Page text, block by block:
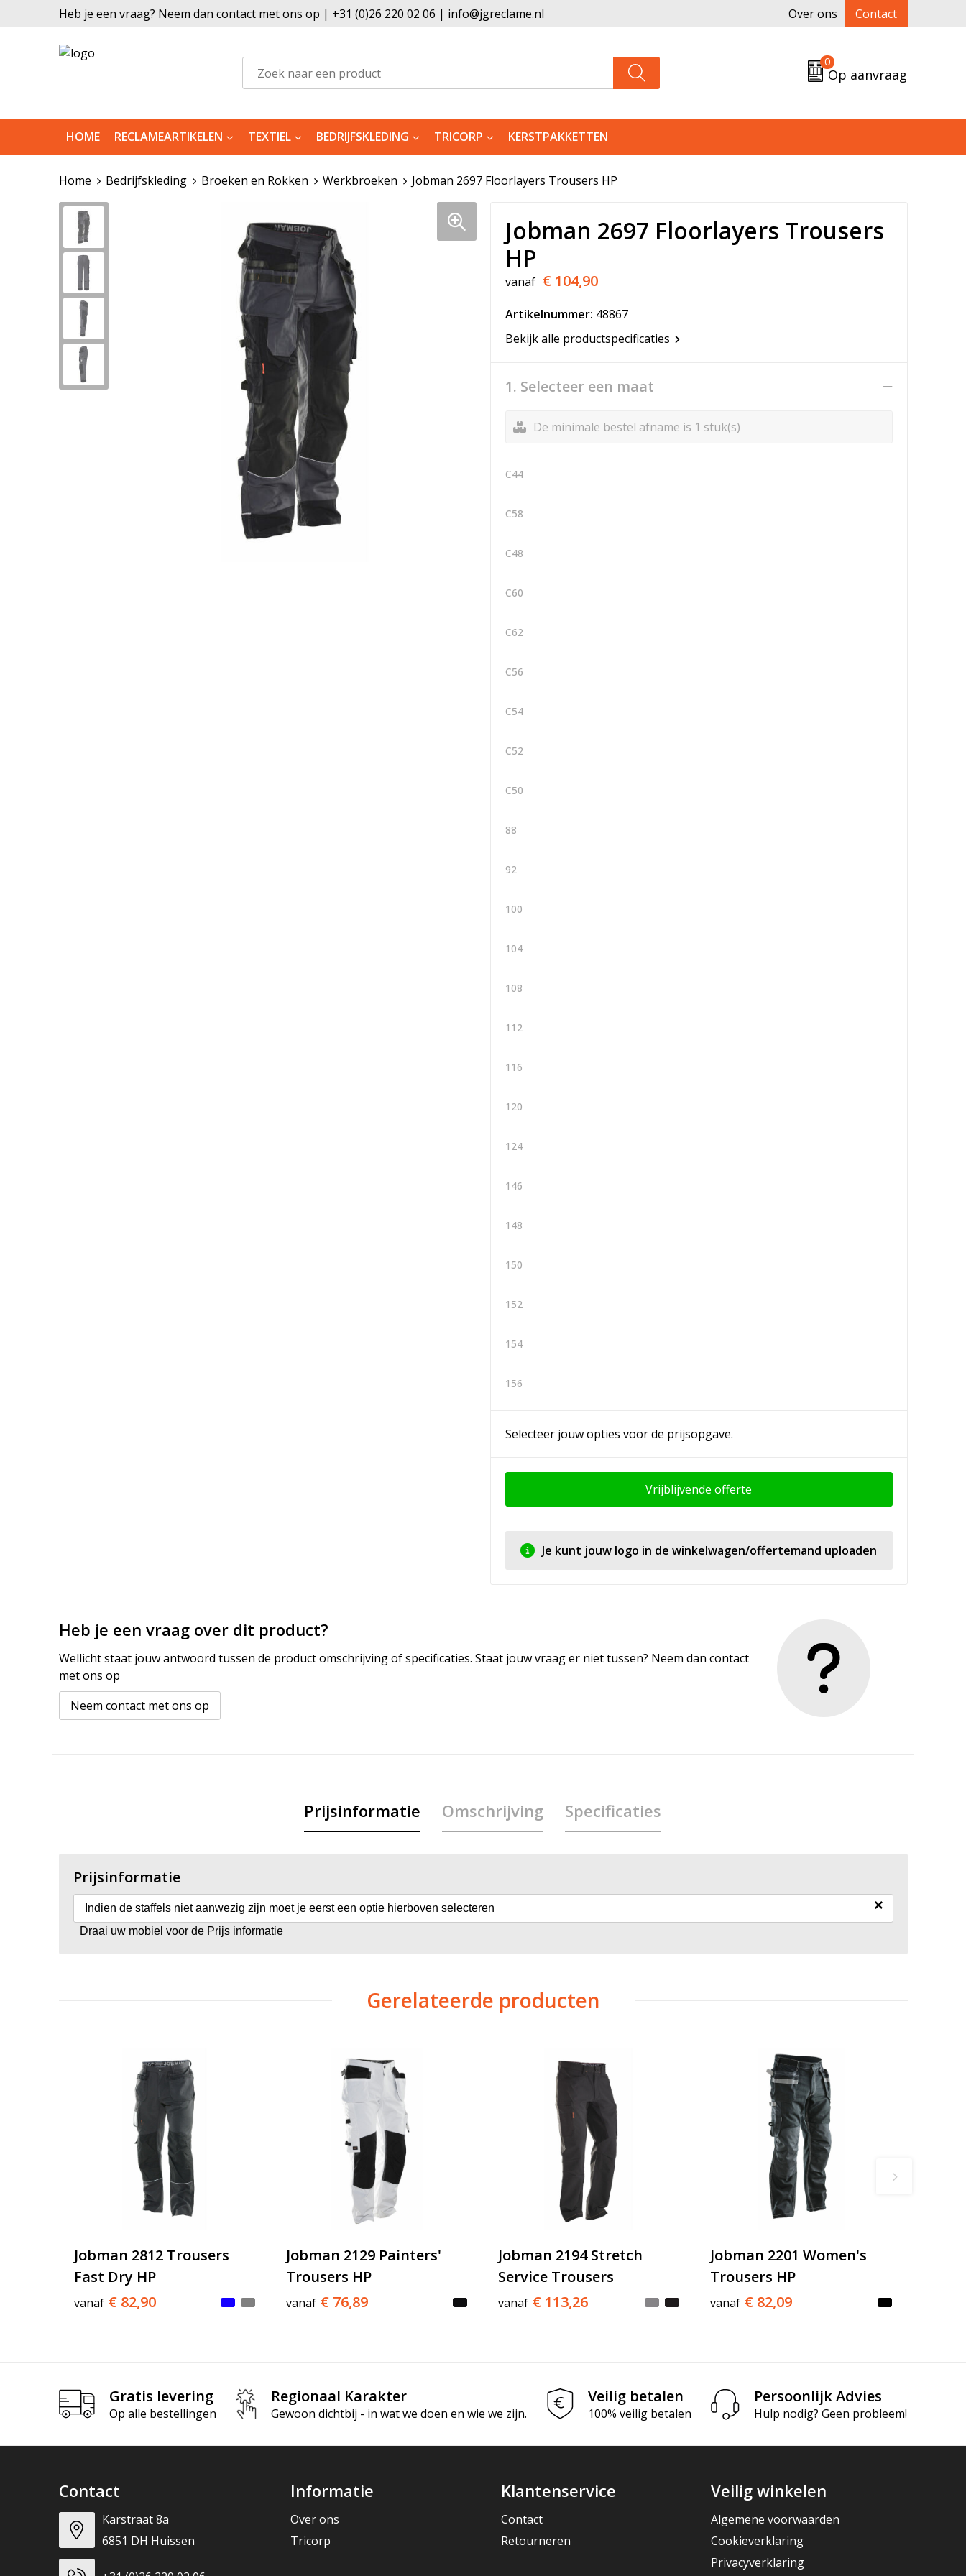
Heb je een vraag? Neem dan contact met ons op | +31 (0)26 220 02 06 | info@jgreclame.nl Over ons Contact
0
Op aanvraag
HOME RECLAMEARTIKELEN TEXTIEL BEDRIJFSKLEDING TRICORP KERSTPAKKETTEN
Home Bedrijfskleding Broeken en Rokken Werkbroeken Jobman 2697 Floorlayers Trousers HP
Jobman 2697 Floorlayers Trousers
HP
vanaf € 104,90
Artikelnummer: 48867
Bekijk alle productspecificaties
1. Selecteer een maat
De minimale bestel afname is 1 stuk(s)
C44
C58
C48
C60
C62
C56
C54
C52
C50
88
92
100
104
108
112
116
120
124
146
148
150
152
154
156
Selecteer jouw opties voor de prijsopgave.
Vrijblijvende offerte
Je kunt jouw logo in de winkelwagen/offertemand uploaden
Heb je een vraag over dit product?
Wellicht staat jouw antwoord tussen de product omschrijving of specificaties. Staat jouw vraag er niet tussen? Neem dan contact
met ons op
Neem contact met ons op
Prijsinformatie Omschrijving Specificaties
Prijsinformatie
Indien de staffels niet aanwezig zijn moet je eerst een optie hierboven selecteren ×
Draai uw mobiel voor de Prijs informatie
Gerelateerde producten
Jobman 2812 Trousers
Fast Dry HP
vanaf € 82,90
Jobman 2129 Painters'
Trousers HP
vanaf € 76,89
Jobman 2194 Stretch
Service Trousers
vanaf € 113,26
Jobman 2201 Women's
Trousers HP
vanaf € 82,09
Gratis levering
Op alle bestellingen
Regionaal Karakter
Gewoon dichtbij - in wat we doen en wie we zijn.
Veilig betalen
100% veilig betalen
Persoonlijk Advies
Hulp nodig? Geen probleem!
Contact
Karstraat 8a
6851 DH Huissen
Informatie
Over ons
Tricorp
Klantenservice
Contact
Retourneren
Veilig winkelen
Algemene voorwaarden
Cookieverklaring
Privacyverklaring